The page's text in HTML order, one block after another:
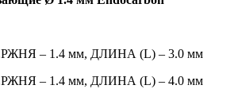
– 1.4 мм, ДЛИНА (L) – 3.0 мм
– 1.4 мм, ДЛИНА (L) – 4.0 мм